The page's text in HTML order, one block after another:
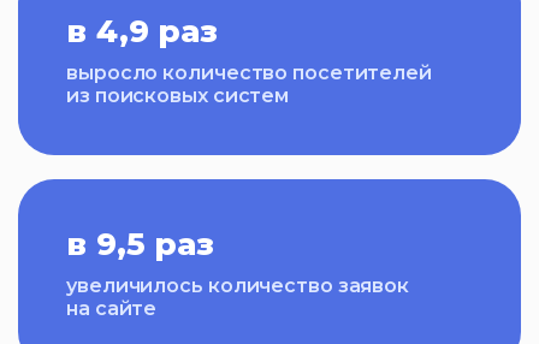
в 4,9 раз
выросло количество посетителей
из поисковых систем
в 9,5 раз
увеличилось количество заявок
на сайте